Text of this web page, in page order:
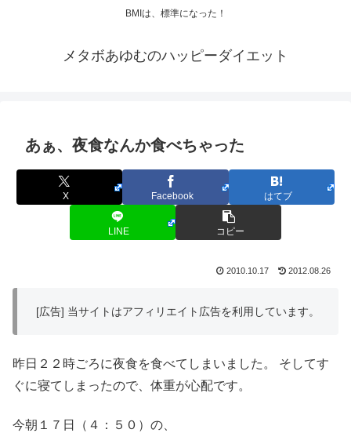
BMIは、標準になった！
メタボあゆむのハッピーダイエット
あぁ、夜食なんか食べちゃった
X Facebook はてブ
LINE コピー
2010.10.17 2012.08.26
[広告] 当サイトはアフィリエイト広告を利用しています。
昨日２２時ごろに夜食を食べてしまいました。 そしてす
ぐに寝てしまったので、体重が心配です。
今朝１７日（４：５０）の、